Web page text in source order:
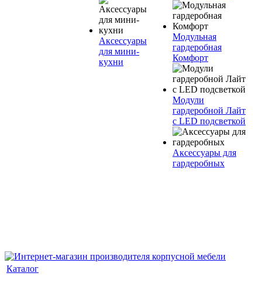
Аксессуары
для мини-
кухни
Модульная
гардеробная
Комфорт
Модули
гардеробной Лайт
с LED подсветкой
Аксессуары для
гардеробных
Каталог